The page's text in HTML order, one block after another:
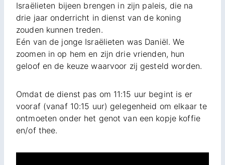
Israëlieten bijeen brengen in zijn paleis, die na
drie jaar onderricht in dienst van de koning
zouden kunnen treden.
Eén van de jonge Israëlieten was Daniël. We
zoomen in op hem en zijn drie vrienden, hun
geloof en de keuze waarvoor zij gesteld worden.
Omdat de dienst pas om 11:15 uur begint is er
vooraf (vanaf 10:15 uur) gelegenheid om elkaar te
ontmoeten onder het genot van een kopje koffie
en/of thee.